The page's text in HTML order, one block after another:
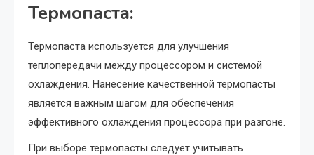
Термопаста:
Термопаста используется для улучшения
теплопередачи между процессором и системой
охлаждения. Нанесение качественной термопасты
является важным шагом для обеспечения
эффективного охлаждения процессора при разгоне.
При выборе термопасты следует учитывать